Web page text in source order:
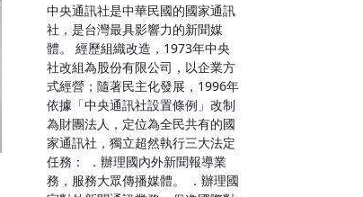
中央通訊社是中華民國的國家通訊
社，是台灣最具影響力的新聞媒
體。 經歷組織改造，1973年中央
社改組為股份有限公司，以企業方
式經營；隨著民主化發展，1996年
依據「中央通訊社設置條例」改制
為財團法人，定位為全民共有的國
家通訊社，獨立超然執行三大法定
任務： ．辦理國內外新聞報導業
務，服務大眾傳播媒體。 ．辦理國